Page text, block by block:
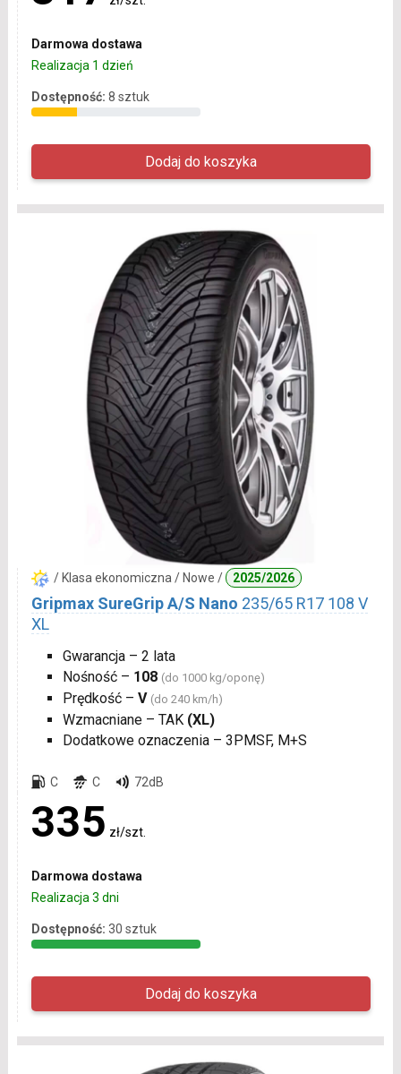
Darmowa dostawa
Realizacja 1 dzień
Dostępność: 8 sztuk
/ Klasa ekonomiczna / Nowe / 2025/2026
Gripmax SureGrip A/S Nano 235/65 R17 108 V
XL
Gwarancja – 2 lata
Nośność – 108 (do 1000 kg/oponę)
Prędkość – V (do 240 km/h)
Wzmacniane – TAK (XL)
Dodatkowe oznaczenia – 3PMSF, M+S
C C 72dB
335 zł/szt.
Darmowa dostawa
Realizacja 3 dni
Dostępność: 30 sztuk